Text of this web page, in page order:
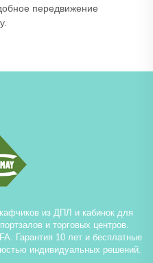
передвижение
из ДПЛ и кабинок для
и торговых центров.
Гарантия 10 лет и бесплатные
индивидуальных решений.